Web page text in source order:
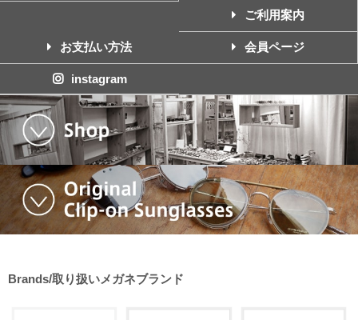
ご利用案内
お支払い方法 会員ページ
instagram
Brands/取り扱いメガネブランド